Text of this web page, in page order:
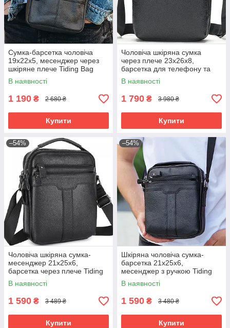
Сумка-барсетка чоловіча
19х22х5, месенджер через
шкіряне плече Tiding Bag
BON6165 чорний
В наявності
1 190 ₴ 2 680 ₴
Купити
Чоловіча шкіряна сумка
через плече 23х26х8,
барсетка для телефону та
документів Tiding Bag 711511
чорна
В наявності
1 790 ₴ 3 980 ₴
Купити
–54%
Чоловіча шкіряна сумка-
месенджер 21х25х6,
барсетка через плече Tiding
Bag A25-3278A Чорна
В наявності
1 590 ₴ 3 489 ₴
Купити
–54%
Шкіряна чоловіча сумка-
барсетка 21х25х6,
месенджер з ручкою Tiding
Bag 73957 чорна
В наявності
1 590 ₴ 3 480 ₴
Купити